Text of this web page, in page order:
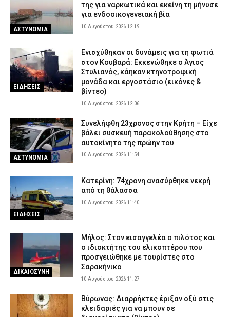
ΑΣΤΥΝΟΜΙΑ
της για ναρκωτικά και εκείνη τη μήνυσε
για ενδοοικογενειακή βία
10 Αυγούστου 2026 12:19
ΕΙΔΗΣΕΙΣ
Ενισχύθηκαν οι δυνάμεις για τη φωτιά
στον Κουβαρά: Εκκενώθηκε ο Άγιος
Στυλιανός, κάηκαν κτηνοτροφική
μονάδα και εργοστάσιο (εικόνες &
βίντεο)
10 Αυγούστου 2026 12:06
ΑΣΤΥΝΟΜΙΑ
Συνελήφθη 23χρονος στην Κρήτη – Είχε
βάλει συσκευή παρακολούθησης στο
αυτοκίνητο της πρώην του
10 Αυγούστου 2026 11:54
ΕΙΔΗΣΕΙΣ
Κατερίνη: 74χρονη ανασύρθηκε νεκρή
από τη θάλασσα
10 Αυγούστου 2026 11:40
ΔΙΚΑΙΟΣΥΝΗ
Μήλος: Στον εισαγγελέα ο πιλότος και
ο ιδιοκτήτης του ελικοπτέρου που
προσγειώθηκε με τουρίστες στο
Σαρακήνικο
10 Αυγούστου 2026 11:27
Βύρωνας: Διαρρήκτες έριξαν οξύ στις
κλειδαριές για να μπουν σε